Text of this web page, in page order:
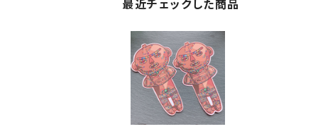
最近チェックした商品